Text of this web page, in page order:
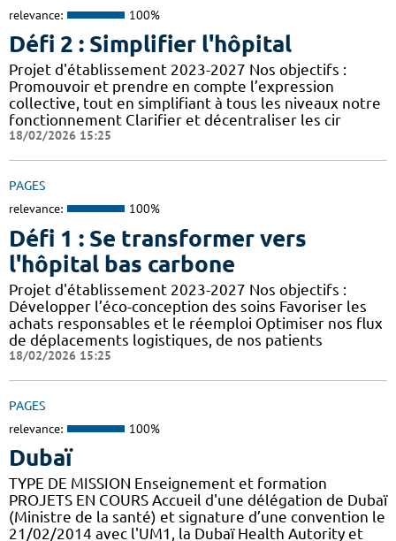
relevance: 100%
Défi 2 : Simplifier l'hôpital
Projet d'établissement 2023-2027 Nos objectifs :
Promouvoir et prendre en compte l’expression
collective, tout en simplifiant à tous les niveaux notre
fonctionnement Clarifier et décentraliser les cir
18/02/2026 15:25
PAGES
relevance: 100%
Défi 1 : Se transformer vers
l'hôpital bas carbone
Projet d'établissement 2023-2027 Nos objectifs :
Développer l’éco-conception des soins Favoriser les
achats responsables et le réemploi Optimiser nos flux
de déplacements logistiques, de nos patients
18/02/2026 15:25
PAGES
relevance: 100%
Dubaï
TYPE DE MISSION Enseignement et formation
PROJETS EN COURS Accueil d'une délégation de Dubaï
(Ministre de la santé) et signature d’une convention le
21/02/2014 avec l'UM1, la Dubaï Health Autority et